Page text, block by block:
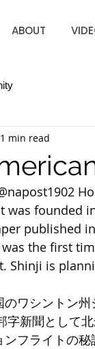
ABOUT
1 min read
was founded
published
the first
Shinji is
ワシントン
字新聞として
フライトの